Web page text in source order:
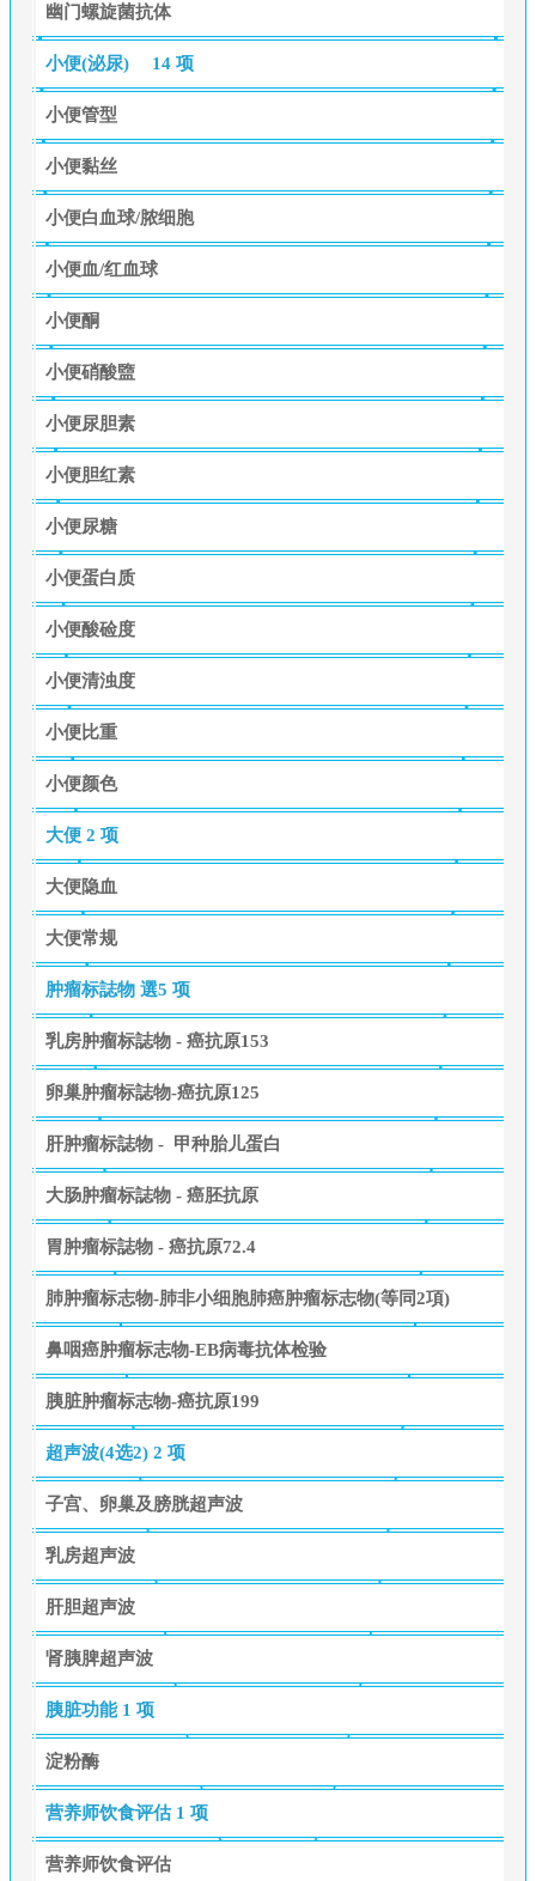
幽门螺旋菌抗体
小便(泌尿) 14 项
小便管型
小便黏丝
小便白血球/脓细胞
小便血/红血球
小便酮
小便硝酸盬
小便尿胆素
小便胆红素
小便尿糖
小便蛋白质
小便酸硷度
小便清浊度
小便比重
小便颜色
大便 2 项
大便隐血
大便常规
肿瘤标誌物 選5 项
乳房肿瘤标誌物 - 癌抗原153
卵巢肿瘤标誌物-癌抗原125
肝肿瘤标誌物 - 甲种胎儿蛋白
大肠肿瘤标誌物 - 癌胚抗原
胃肿瘤标誌物 - 癌抗原72.4
肺肿瘤标志物-肺非小细胞肺癌肿瘤标志物(等同2項)
鼻咽癌肿瘤标志物-EB病毒抗体检验
胰脏肿瘤标志物-癌抗原199
超声波(4选2) 2 项
子宫、卵巢及膀胱超声波
乳房超声波
肝胆超声波
肾胰脾超声波
胰脏功能 1 项
淀粉酶
营养师饮食评估 1 项
营养师饮食评估